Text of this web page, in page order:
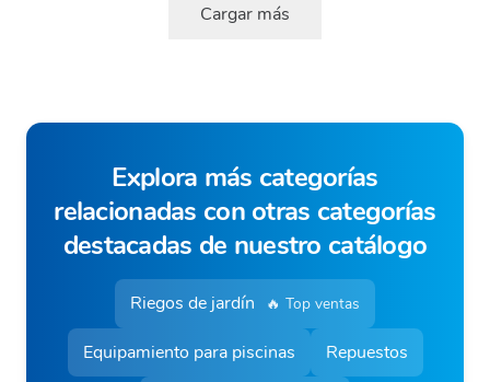
Cargar más
Explora más categorías
relacionadas con otras categorías
destacadas de nuestro catálogo
Riegos de jardín 🔥 Top ventas
Equipamiento para piscinas
Repuestos